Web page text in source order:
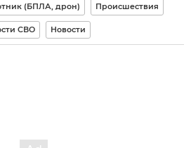
(БПЛА, дрон) Происшествия
СВО Новости